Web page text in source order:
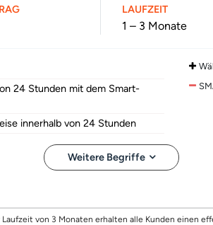
LAUFZEIT
1 – 3 Monate
24 Stunden mit dem Smart-
innerhalb von 24 Stunden
Weitere Begriffe
von 3 Monaten erhalten alle Kunden einen